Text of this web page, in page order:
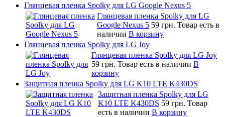
Глянцевая пленка Spolky для LG Google Nexus 5
Глянцевая пленка Spolky для LG
Google Nexus 5 59 грн. Товар есть в
наличии В корзину
Глянцевая пленка Spolky для LG Joy
Глянцевая пленка Spolky для LG Joy
59 грн. Товар есть в наличии В
корзину
Защитная пленка Spolky для LG K10 LTE K430DS
Защитная пленка Spolky для LG
K10 LTE K430DS 59 грн. Товар
есть в наличии В корзину